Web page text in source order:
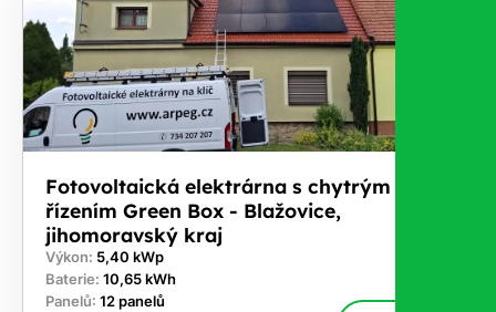
nám dát
vědět -
a nic Vás
to
nestojí.
Fotovoltaická elektrárna s chytrým
řízením Green Box - Blažovice,
jihomoravský kraj
Výkon: 5,40 kWp
Baterie: 10,65 kWh
Panelů: 12 panelů